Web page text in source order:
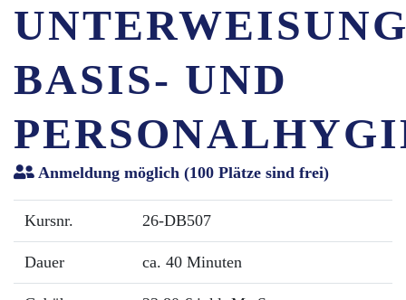
BASIS- UND
Anmeldung möglich (100 Plätze sind frei)
Kursnr. 26-DB507
Dauer ca. 40 Minuten